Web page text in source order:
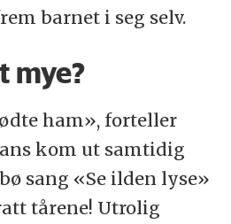
barnet i seg selv.
mye?
ham», forteller
kom ut samtidig
sang «Se ilden lyse»
tårene! Utrolig